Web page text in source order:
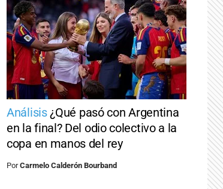
Análisis¿Qué pasó con Argentina
en la final? Del odio colectivo a la
copa en manos del rey
PorCarmelo Calderón Bourband